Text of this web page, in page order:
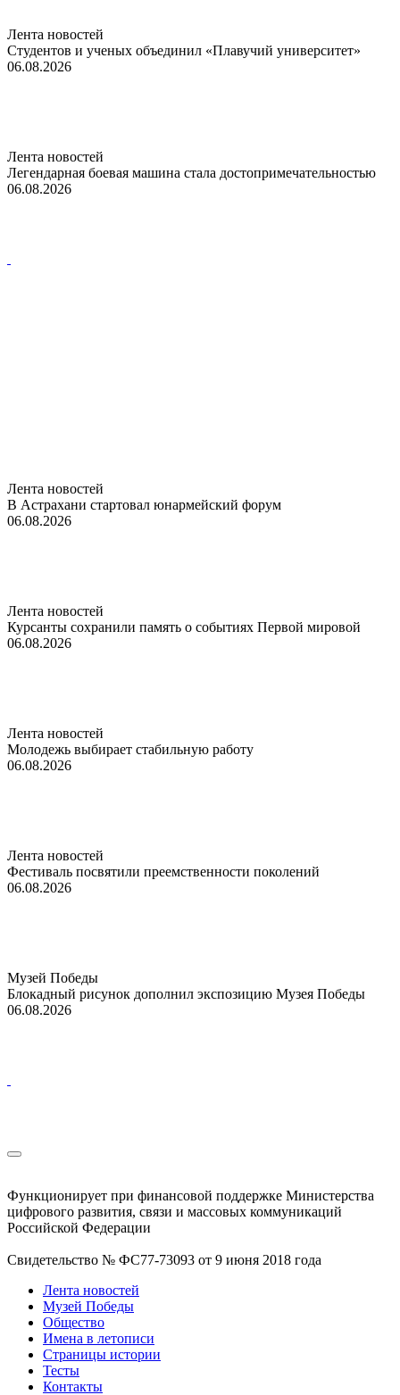
Лента новостей
Студентов и ученых объединил «Плавучий университет»
06.08.2026
Лента новостей
Легендарная боевая машина стала достопримечательностью
06.08.2026
Лента новостей
В Астрахани стартовал юнармейский форум
06.08.2026
Лента новостей
Курсанты сохранили память о событиях Первой мировой
06.08.2026
Лента новостей
Молодежь выбирает стабильную работу
06.08.2026
Лента новостей
Фестиваль посвятили преемственности поколений
06.08.2026
Музей Победы
Блокадный рисунок дополнил экспозицию Музея Победы
06.08.2026
Функционирует при финансовой поддержке Министерства
цифрового развития, связи и массовых коммуникаций
Российской Федерации
Свидетельство № ФС77-73093 от 9 июня 2018 года
Лента новостей
Музей Победы
Общество
Имена в летописи
Страницы истории
Тесты
Контакты